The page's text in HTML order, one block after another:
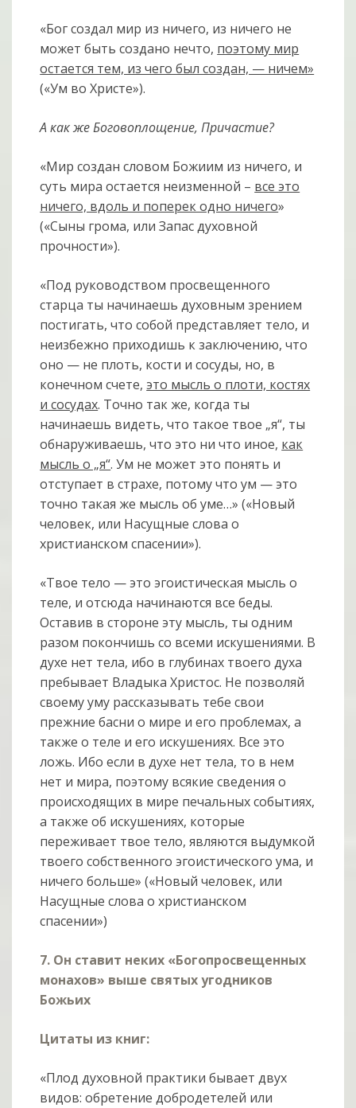
«Бог создал мир из ничего, из ничего не
может быть создано нечто, поэтому мир
остается тем, из чего был создан, — ничем»
(«Ум во Христе»).
А как же Боговоплощение, Причастие?
«Мир создан словом Божиим из ничего, и
суть мира остается неизменной – все это
ничего, вдоль и поперек одно ничего»
(«Сыны грома, или Запас духовной
прочности»).
«Под руководством просвещенного
старца ты начинаешь духовным зрением
постигать, что собой представляет тело, и
неизбежно приходишь к заключению, что
оно — не плоть, кости и сосуды, но, в
конечном счете,это мысль о плоти, костях
и сосудах. Точно так же, когда ты
начинаешь видеть, что такое твое „я“, ты
обнаруживаешь, что это ни что иное, как
мысль о „я“. Ум не может это понять и
отступает в страхе, потому что ум — это
точно такая же мысль об уме…» («Новый
человек, или Насущные слова о
христианском спасении»).
«Твое тело — это эгоистическая мысль о
теле, и отсюда начинаются все беды.
Оставив в стороне эту мысль, ты одним
разом покончишь со всеми искушениями. В
духе нет тела, ибо в глубинах твоего духа
пребывает Владыка Христос. Не позволяй
своему уму рассказывать тебе свои
прежние басни о мире и его проблемах, а
также о теле и его искушениях. Все это
ложь. Ибо если в духе нет тела, то в нем
нет и мира, поэтому всякие сведения о
происходящих в мире печальных событиях,
а также об искушениях, которые
переживает твое тело, являются выдумкой
твоего собственного эгоистического ума, и
ничего больше» («Новый человек, или
Насущные слова о христианском
спасении»)
7. Он ставит неких «Богопросвещенных
монахов» выше святых угодников
Божьих
Цитаты из книг:
«Плод духовной практики бывает двух
видов: обретение добродетелей или